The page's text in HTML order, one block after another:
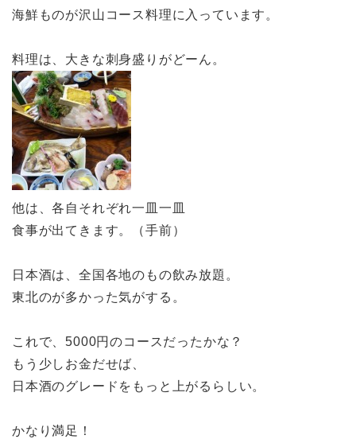
海鮮ものが沢山コース料理に入っています。
料理は、大きな刺身盛りがどーん。
他は、各自それぞれ一皿一皿
食事が出てきます。（手前）
日本酒は、全国各地のもの飲み放題。
東北のが多かった気がする。
これで、5000円のコースだったかな？
もう少しお金だせば、
日本酒のグレードをもっと上がるらしい。
かなり満足！